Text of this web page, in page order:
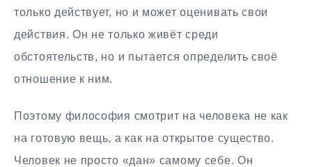
только действует, но и может оценивать свои
действия. Он не только живёт среди
обстоятельств, но и пытается определить своё
отношение к ним.
Поэтому философия смотрит на человека не как
на готовую вещь, а как на открытое существо.
Человек не просто «дан» самому себе. Он